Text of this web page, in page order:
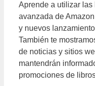
Aprende a utilizar
avanzada de
y nuevos
También te
de noticias y sitios
mantendrán
promociones de